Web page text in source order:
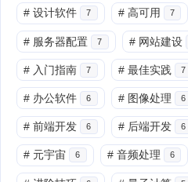
# 设计软件 7 # 高可用 7
# 服务器配置 7 # 网站建设
# 入门指南 7 # 最佳实践 7
# 办公软件 6 # 图像处理 6
# 前端开发 6 # 后端开发 6
# 元宇宙 6 # 音频处理 6